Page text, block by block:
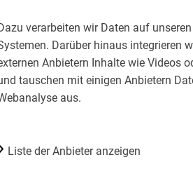
- Verleihung
verarbeiten wir Daten auf
Darüber hinaus integrieren
Anbietern Inhalte wie Videos
tauschen mit einigen Anbietern
aus.
Liste der Anbieter anzeigen